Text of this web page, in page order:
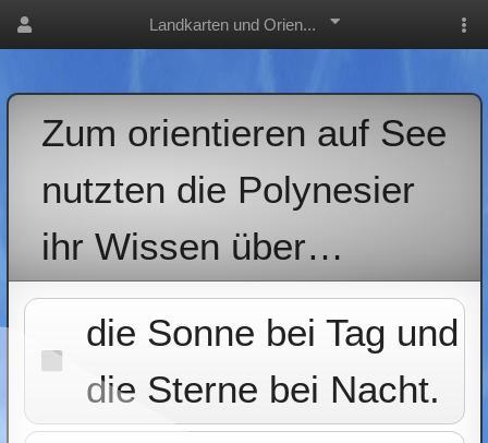
Landkarten und Orien...
Zum orientieren auf See
nutzten die Polynesier
ihr Wissen über…
die Sonne bei Tag und
die Sterne bei Nacht.